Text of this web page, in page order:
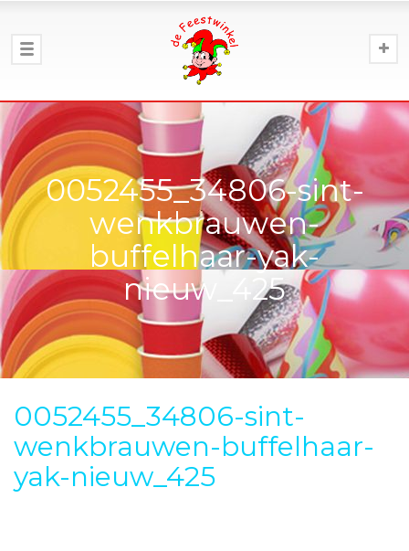
0052455_34806-sint-
wenkbrauwen-
buffelhaar-yak-
nieuw_425
0052455_34806-sint-
wenkbrauwen-buffelhaar-
yak-nieuw_425